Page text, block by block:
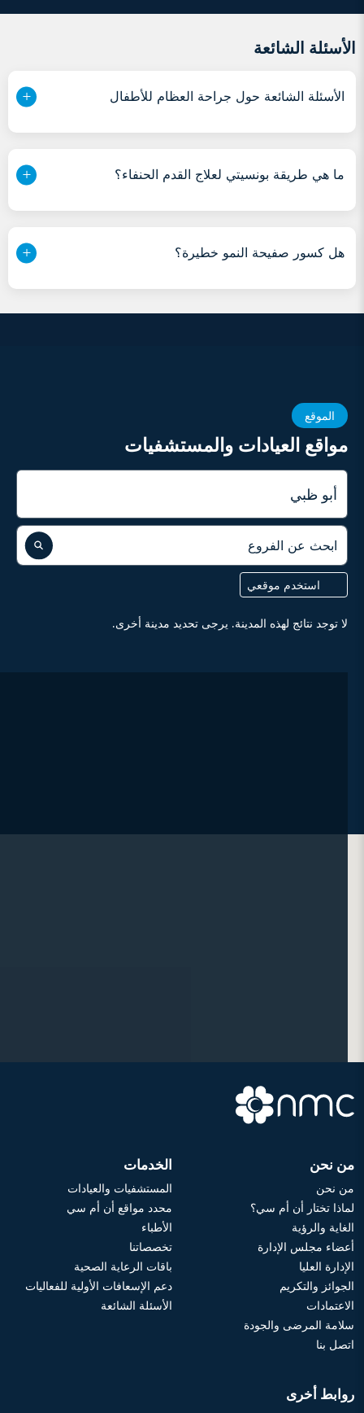
الأسئلة الشائعة
الأسئلة الشائعة حول جراحة العظام للأطفال
ما هي طريقة بونسيتي لعلاج القدم الحنفاء؟
هل كسور صفيحة النمو خطيرة؟
الموقع
مواقع العيادات والمستشفيات
المدينة
ابحث عن الفروع
استخدم موقعي
لا توجد نتائج لهذه المدينة. يرجى تحديد مدينة أخرى.
من نحن
من نحن
لماذا تختار أن أم سي؟
الغاية والرؤية
أعضاء مجلس الإدارة
الإدارة العليا
الجوائز والتكريم
الاعتمادات
سلامة المرضى والجودة
اتصل بنا
الخدمات
المستشفيات والعيادات
محدد مواقع أن أم سي
الأطباء
تخصصاتنا
باقات الرعاية الصحية
دعم الإسعافات الأولية للفعاليات
الأسئلة الشائعة
روابط أخرى